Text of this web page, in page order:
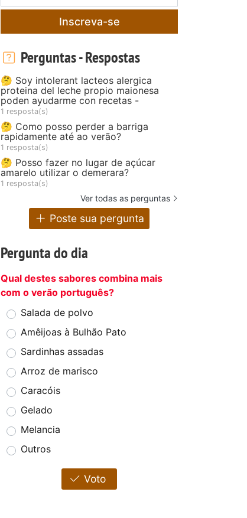
Inscreva-se
Perguntas - Respostas
🤔 Soy intolerant lacteos alergica
proteina del leche propio maionesa
poden ayudarme con recetas -
1 resposta(s)
🤔 Como posso perder a barriga
rapidamente até ao verão?
1 resposta(s)
🤔 Posso fazer no lugar de açúcar
amarelo utilizar o demerara?
1 resposta(s)
Ver todas as perguntas
Poste sua pergunta
Pergunta do dia
Qual destes sabores combina mais
com o verão português?
Salada de polvo
Amêijoas à Bulhão Pato
Sardinhas assadas
Arroz de marisco
Caracóis
Gelado
Melancia
Outros
Voto